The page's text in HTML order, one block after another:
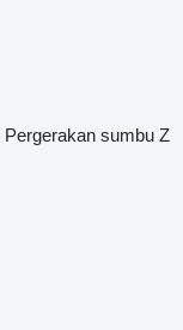
Pergerakan sumbu Z